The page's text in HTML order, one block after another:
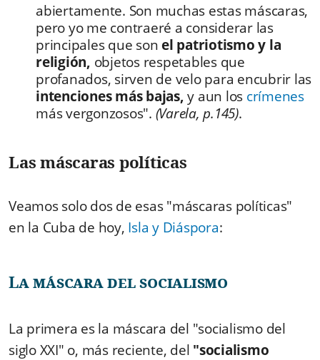
abiertamente. Son muchas estas máscaras,
pero yo me contraeré a considerar las
principales que sonel patriotismo y la
religión, objetos respetables que
profanados, sirven de velo para encubrir las
intenciones más bajas,y aun los crímenes
más vergonzosos". (Varela, p.145).
Las máscaras políticas
Veamos solo dos de esas "máscaras políticas"
en la Cuba de hoy, Isla y Diáspora:
La máscara del socialismo
⁠La primera es la máscara del "socialismo del
siglo XXI" o, más reciente, del "socialismo